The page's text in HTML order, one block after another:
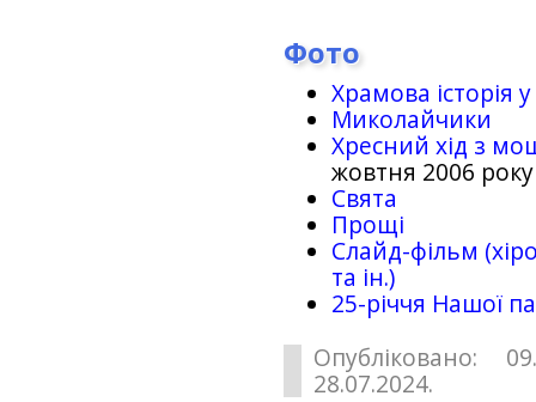
Фото
Храмова історія
Миколайчики
Хресний хід з
жовтня 2006 року
Свята
Прощі
Слайд-фільм
та ін.)
25-рiччя Нашої
Опубліковано:
28.07.2024.